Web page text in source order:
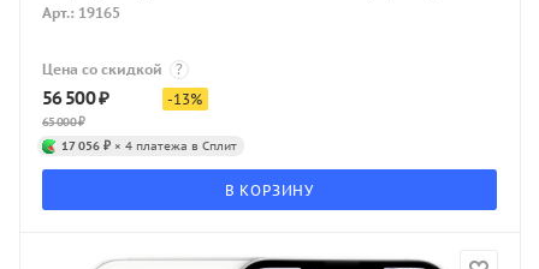
Арт.: 19165
Цена со скидкой ?
56 500₽
65 000₽
-13%
17 056 ₽ × 4 платежа в Сплит
В КОРЗИНУ